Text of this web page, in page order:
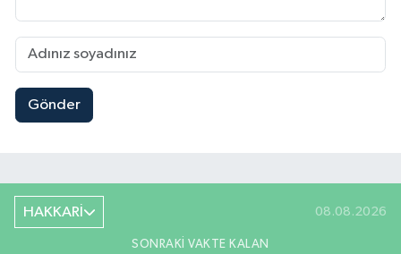
Gönder
HAKKARİ 08.08.2026
SONRAKI VAKTE KALAN